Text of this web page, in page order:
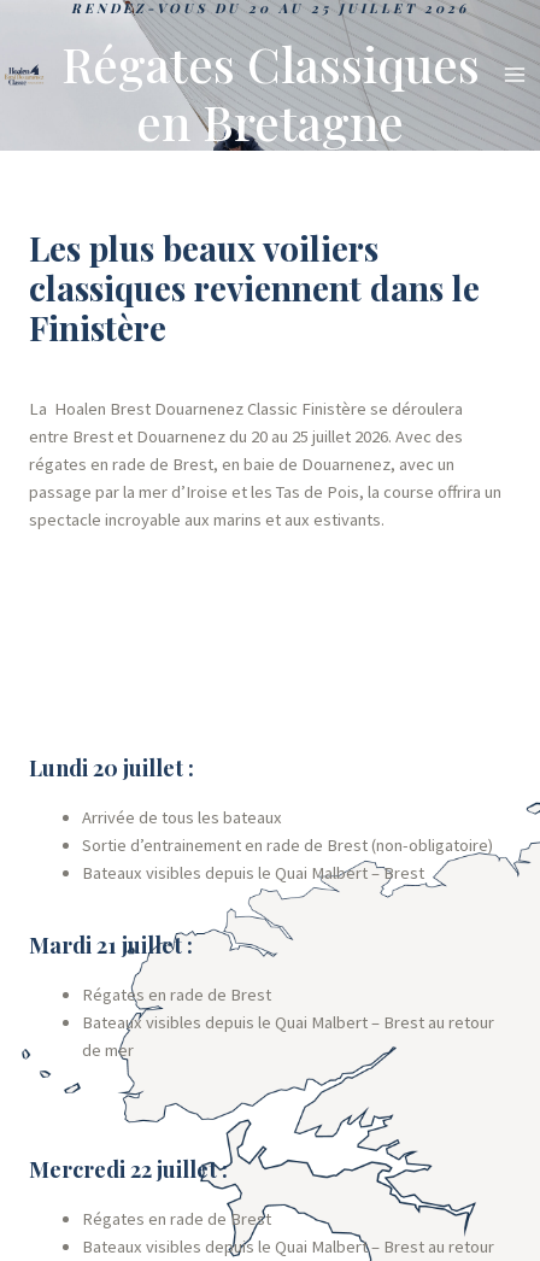
RENDEZ-VOUS DU 20 AU 25 JUILLET 2026
Régates Classiques
en Bretagne
Les plus beaux voiliers
classiques reviennent dans le
Finistère
La Hoalen Brest Douarnenez Classic Finistère se déroulera
entre Brest et Douarnenez du 20 au 25 juillet 2026. Avec des
régates en rade de Brest, en baie de Douarnenez, avec un
passage par la mer d’Iroise et les Tas de Pois, la course offrira un
spectacle incroyable aux marins et aux estivants.
Lundi 20 juillet :
Arrivée de tous les bateaux
Sortie d’entrainement en rade de Brest (non-obligatoire)
Bateaux visibles depuis le Quai Malbert – Brest
Mardi 21 juillet :
Régates en rade de Brest
Bateaux visibles depuis le Quai Malbert – Brest au retour
de mer
Mercredi 22 juillet :
Régates en rade de Brest
Bateaux visibles depuis le Quai Malbert – Brest au retour